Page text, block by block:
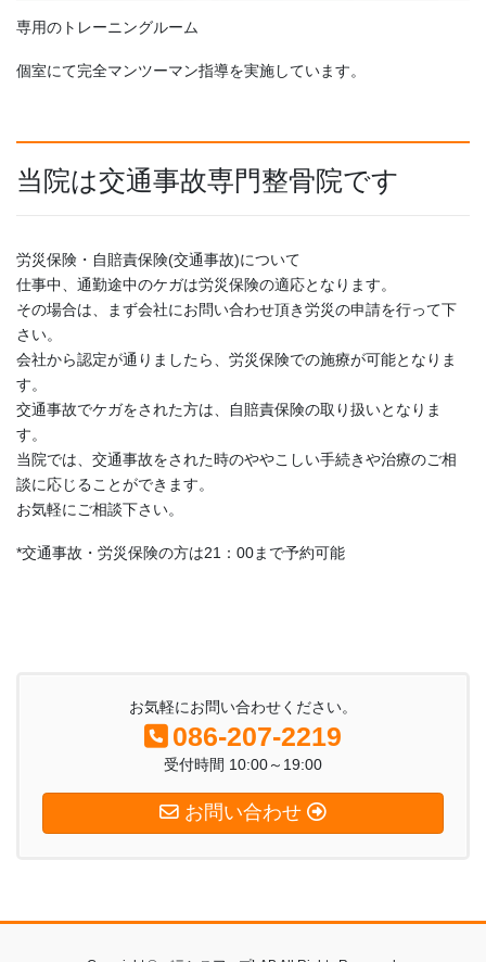
専用のトレーニングルーム
個室にて完全マンツーマン指導を実施しています。
当院は交通事故専門整骨院です
労災保険・自賠責保険(交通事故)について
仕事中、通勤途中のケガは労災保険の適応となります。
その場合は、まず会社にお問い合わせ頂き労災の申請を行って下
さい。
会社から認定が通りましたら、労災保険での施療が可能となりま
す。
交通事故でケガをされた方は、自賠責保険の取り扱いとなりま
す。
当院では、交通事故をされた時のややこしい手続きや治療のご相
談に応じることができます。
お気軽にご相談下さい。
*交通事故・労災保険の方は21：00まで予約可能
お気軽にお問い合わせください。
086-207-2219
受付時間 10:00～19:00
お問い合わせ